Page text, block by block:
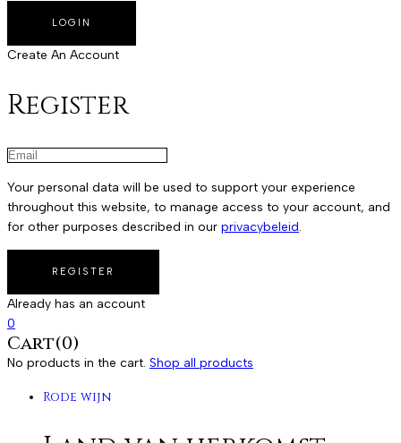
Create An Account
Register
Your personal data will be used to support your experience
throughout this website, to manage access to your account, and
for other purposes described in our privacybeleid.
Already has an account
0
Cart(0)
No products in the cart. Shop all products
Rode wijn